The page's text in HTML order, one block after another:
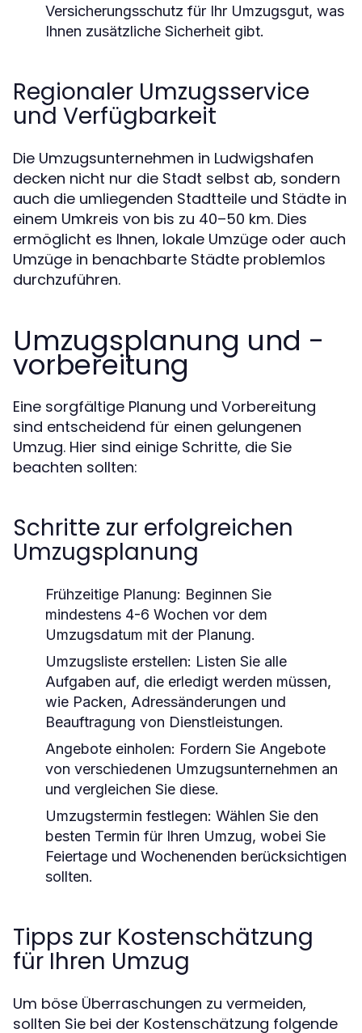
Versicherungsschutz für Ihr Umzugsgut, was
Ihnen zusätzliche Sicherheit gibt.
Regionaler Umzugsservice
und Verfügbarkeit
Die Umzugsunternehmen in Ludwigshafen
decken nicht nur die Stadt selbst ab, sondern
auch die umliegenden Stadtteile und Städte in
einem Umkreis von bis zu 40–50 km. Dies
ermöglicht es Ihnen, lokale Umzüge oder auch
Umzüge in benachbarte Städte problemlos
durchzuführen.
Umzugsplanung und -
vorbereitung
Eine sorgfältige Planung und Vorbereitung
sind entscheidend für einen gelungenen
Umzug. Hier sind einige Schritte, die Sie
beachten sollten:
Schritte zur erfolgreichen
Umzugsplanung
Frühzeitige Planung: Beginnen Sie
mindestens 4-6 Wochen vor dem
Umzugsdatum mit der Planung.
Umzugsliste erstellen: Listen Sie alle
Aufgaben auf, die erledigt werden müssen,
wie Packen, Adressänderungen und
Beauftragung von Dienstleistungen.
Angebote einholen: Fordern Sie Angebote
von verschiedenen Umzugsunternehmen an
und vergleichen Sie diese.
Umzugstermin festlegen: Wählen Sie den
besten Termin für Ihren Umzug, wobei Sie
Feiertage und Wochenenden berücksichtigen
sollten.
Tipps zur Kostenschätzung
für Ihren Umzug
Um böse Überraschungen zu vermeiden,
sollten Sie bei der Kostenschätzung folgende